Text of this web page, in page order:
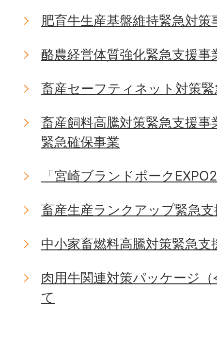
肥育牛生産基盤維持緊急対策
酪農経営体質強化緊急支援事
畜産セーフティネット対策
畜産飼料高騰対策緊急支援
緊急確保事業
「宮崎ブランドポーク
畜産生産ランクアップ緊急
中小家畜燃料高騰対策緊急支
肉用牛関連対策パッケージ
て